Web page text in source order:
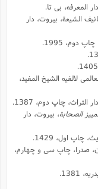
الشیعة، بیروت، دار
لالفیه الشیخ المفید،
الصحابة، بیروت، دار
صدرا، چاپ سی و چهارم،